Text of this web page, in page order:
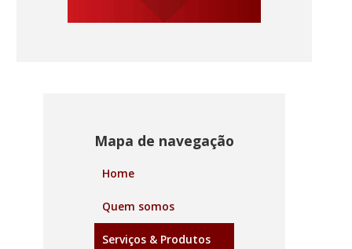
Mapa de navegação
Home
Quem somos
Serviços & Produtos